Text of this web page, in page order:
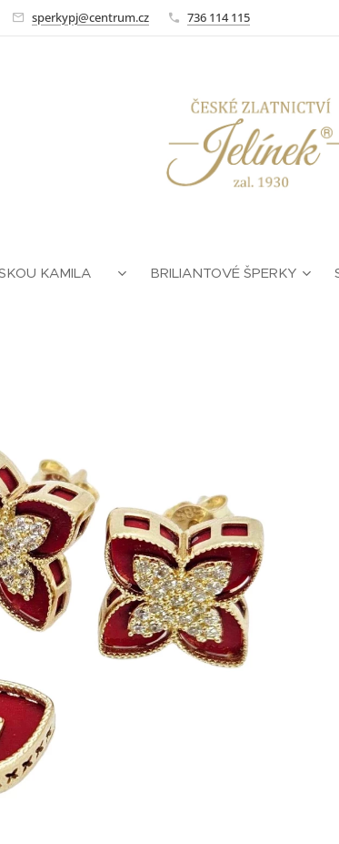
sperkypj@centrum.cz 736 114 115
KAMILA ❤ BRILIANTOVÉ ŠPERKY